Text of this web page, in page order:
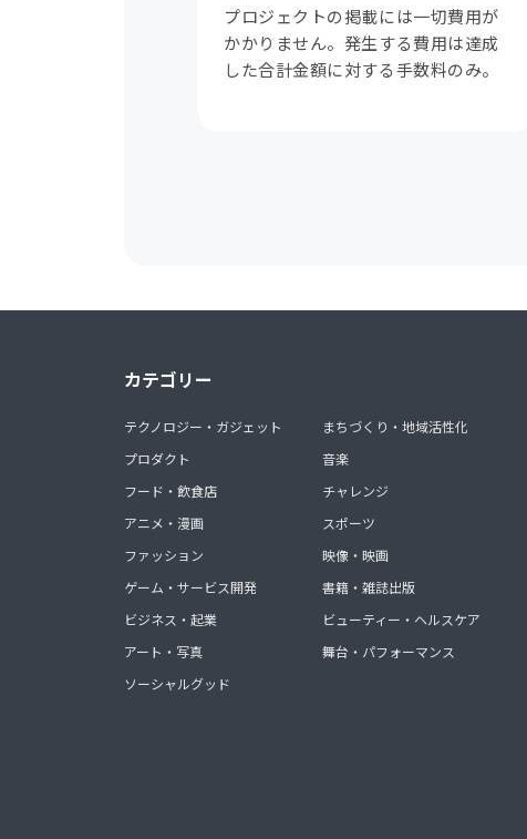
プロジェクトの掲載には一切費用が
かかりません。発生する費用は達成
した合計金額に対する手数料のみ。
カテゴリー
テクノロジー・ガジェット
プロダクト
フード・飲食店
アニメ・漫画
ファッション
ゲーム・サービス開発
ビジネス・起業
アート・写真
ソーシャルグッド
まちづくり・地域活性化
音楽
チャレンジ
スポーツ
映像・映画
書籍・雑誌出版
ビューティー・ヘルスケア
舞台・パフォーマンス